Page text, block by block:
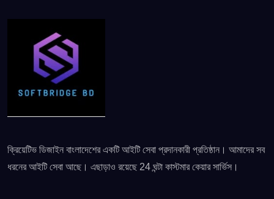
ক্রিয়েটিভ ডিজাইন বাংলাদেশের একটি আইটি সেবা প্রদানকারী প্রতিষ্ঠান। আমাদের সব
ধরনের আইটি সেবা আছে। এছাড়াও রয়েছে 24 ঘন্টা কাস্টমার কেয়ার সার্ভিস।